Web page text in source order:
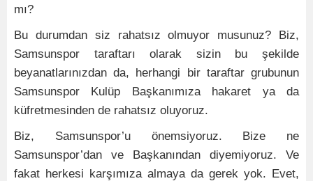
mı?
Bu durumdan siz rahatsız olmuyor musunuz? Biz,
Samsunspor taraftarı olarak sizin bu şekilde
beyanatlarınızdan da, herhangi bir taraftar grubunun
Samsunspor Kulüp Başkanımıza hakaret ya da
küfretmesinden de rahatsız oluyoruz.
Biz, Samsunspor’u önemsiyoruz. Bize ne
Samsunspor’dan ve Başkanından diyemiyoruz. Ve
fakat herkesi karşımıza almaya da gerek yok. Evet,